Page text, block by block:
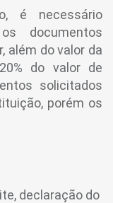
é necessário
documentos
além do valor da
do valor de
solicitados
porém os
declaração do